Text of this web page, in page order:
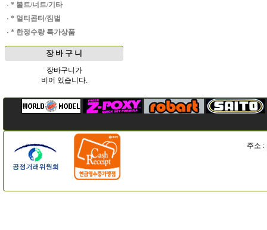
· * 볼트/너트/기타
· * 멀티콥터/짐벌
· * 한정수량 특가상품
장 바 구 니
장바구니가
비어 있습니다.
주소